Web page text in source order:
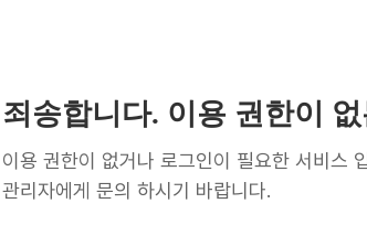
죄송합니다. 이용 권한이
이용 권한이 없거나 로그인이 필요한 서비스
관리자에게 문의 하시기 바랍니다.